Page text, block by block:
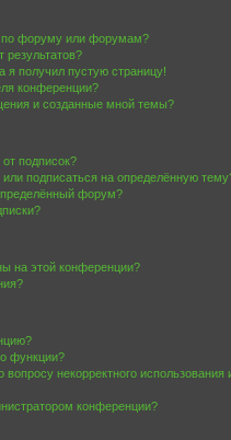
по форуму или форумам?
результатов?
я получил пустую страницу!
конференции?
и созданные мной темы?
подписок?
или подписаться на определённую
форум?
на этой конференции?
функции?
некорректного
конференции?